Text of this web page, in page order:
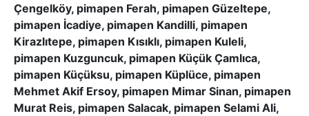
Çengelköy, pimapen Ferah, pimapen Güzeltepe,
pimapen İcadiye, pimapen Kandilli, pimapen
Kirazlıtepe, pimapen Kısıklı, pimapen Kuleli,
pimapen Kuzguncuk, pimapen Küçük Çamlıca,
pimapen Küçüksu, pimapen Küplüce, pimapen
Mehmet Akif Ersoy, pimapen Mimar Sinan, pimapen
Murat Reis, pimapen Salacak, pimapen Selami Ali,